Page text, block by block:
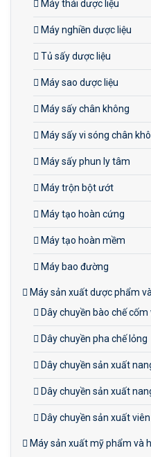
Máy thái dược liệu
Máy nghiền dược liệu
Tủ sấy dược liệu
Máy sao dược liệu
Máy sấy chân không
Máy sấy vi sóng chân
Máy sấy phun ly tâm
Máy trộn bột ướt
Máy tạo hoàn cứng
Máy tạo hoàn mềm
Máy bao đường
Máy sản xuất dược phẩm
Dây chuyền bào chế cốm
Dây chuyền pha chế lỏng
Dây chuyền sản xuất
Dây chuyền sản xuất
Dây chuyền sản xuất
Máy sản xuất mỹ phẩm và